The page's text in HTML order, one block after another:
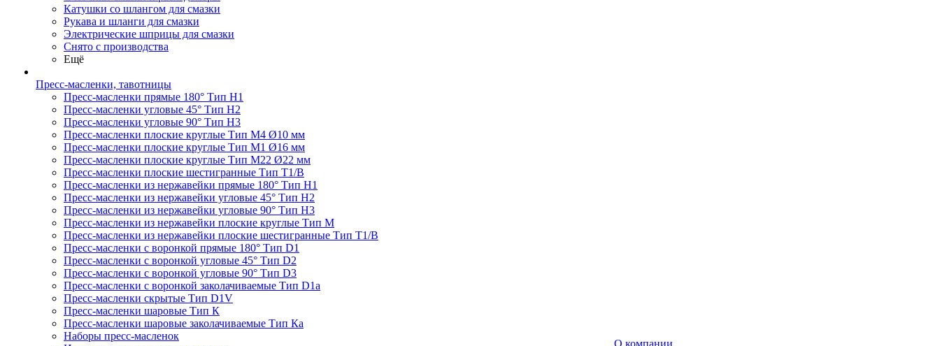
Катушки со шлангом для смазки
Рукава и шланги для смазки
Электрические шприцы для смазки
Снято с производства
Ещё
Пресс-масленки, тавотницы
Пресс-масленки прямые 180° Тип H1
Пресс-масленки угловые 45° Тип H2
Пресс-масленки угловые 90° Тип H3
Пресс-масленки плоские круглые Тип M4 Ø10 мм
Пресс-масленки плоские круглые Тип M1 Ø16 мм
Пресс-масленки плоские круглые Тип M22 Ø22 мм
Пресс-масленки плоские шестигранные Тип T1/B
Пресс-масленки из нержавейки прямые 180° Тип H1
Пресс-масленки из нержавейки угловые 45° Тип H2
Пресс-масленки из нержавейки угловые 90° Тип H3
Пресс-масленки из нержавейки плоские круглые Тип M
Пресс-масленки из нержавейки плоские шестигранные Тип T1/B
Пресс-масленки с воронкой прямые 180° Тип D1
Пресс-масленки с воронкой угловые 45° Тип D2
Пресс-масленки с воронкой угловые 90° Тип D3
Пресс-масленки с воронкой заколачиваемые Тип D1a
Пресс-масленки скрытые Тип D1V
Пресс-масленки шаровые Тип К
Пресс-масленки шаровые заколачиваемые Тип Кa
Наборы пресс-масленок
О компании